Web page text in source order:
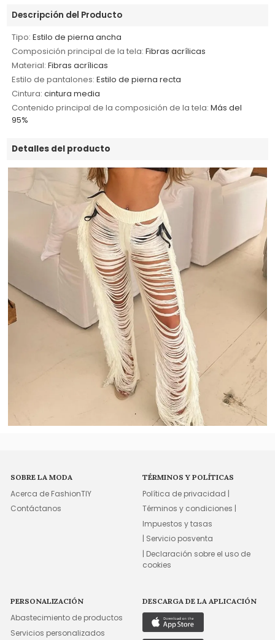
Descripción del Producto
Tipo: Estilo de pierna ancha
Composición principal de la tela: Fibras acrílicas
Material: Fibras acrílicas
Estilo de pantalones: Estilo de pierna recta
Cintura: cintura media
Contenido principal de la composición de la tela: Más del
95%
Detalles del producto
SOBRE LA MODA
Acerca de FashionTIY
Contáctanos
TÉRMINOS Y POLÍTICAS
Política de privacidad |
Términos y condiciones |
Impuestos y tasas
| Servicio posventa
| Declaración sobre el uso de
cookies
PERSONALIZACIÓN
Abastecimiento de productos
Servicios personalizados
DESCARGA DE LA APLICACIÓN